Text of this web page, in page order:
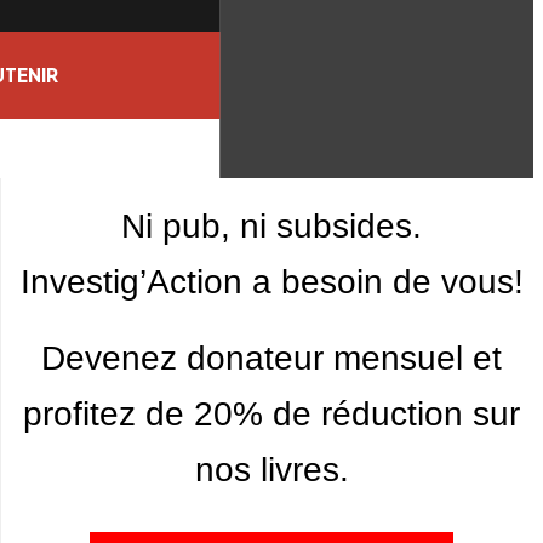
Ni pub, ni subsides.
Investig’Action a besoin de vous!
Devenez donateur mensuel et
profitez de 20% de réduction sur
nos livres.